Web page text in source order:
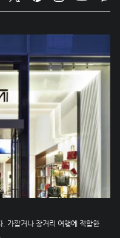
가깝거나 장거리 여행에 적합한